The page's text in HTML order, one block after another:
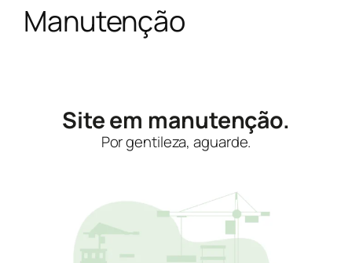
Manutenção
Site em manutenção.
Por gentileza, aguarde.